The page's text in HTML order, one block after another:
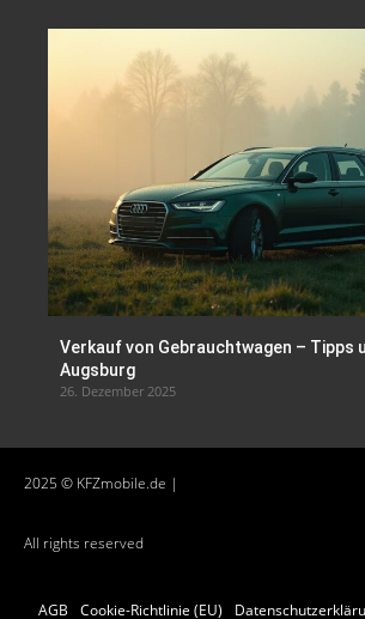
Verkauf von Gebrauchtwagen – Tipps
Augsburg
26. Dezember 2025
2025 © KFZmobile.de |
All rights reserved
AGB Cookie-Richtlinie (EU)